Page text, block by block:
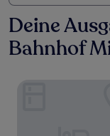
Deine
Bahnhof